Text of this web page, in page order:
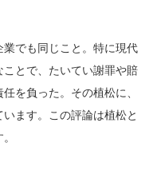
でも同じこと。特に現代
とで、たいてい謝罪や賠
を負った。その植松に、
ます。この評論は植松と